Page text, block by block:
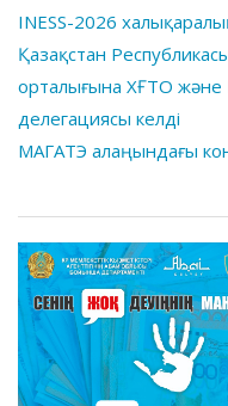
INESS-2026
Қазақстан
орталығына ХҒТО және
делегациясы келді
МАГАТЭ алаңындағы